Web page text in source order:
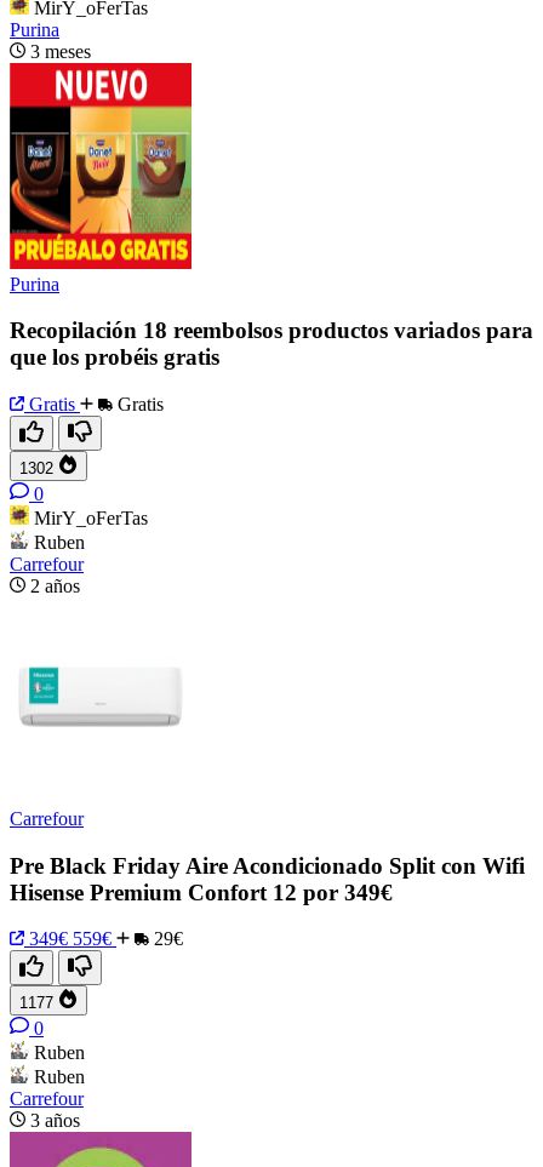
MirY_oFerTas
Purina
3 meses
Purina
Recopilación 18 reembolsos productos variados para
que los probéis gratis
Gratis Gratis
1302
0
MirY_oFerTas
Ruben
Carrefour
2 años
Carrefour
Pre Black Friday Aire Acondicionado Split con Wifi
Hisense Premium Confort 12 por 349€
349€ 559€ 29€
1177
0
Ruben
Ruben
Carrefour
3 años